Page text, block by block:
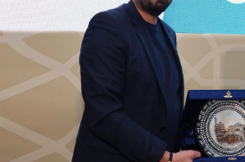
Eğitim
Kültür
3.Sayfa
Medya